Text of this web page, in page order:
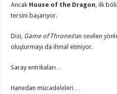
Ancak House of the Dragon , ilk
tersini başarıyor.
Dizi, Game of Thrones‘un sevilen
oluşturmayı da ihmal etmiyor.
Saray entrikaları…
Hanedan mücadeleleri…